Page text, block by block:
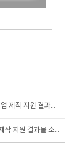
2025 [스토리X콘텐츠] 콘텐츠 기업 제작 지원 결과물 소개
2025 [에듀테크콘] 교육 콘텐츠 제작 지원 결과물 소개